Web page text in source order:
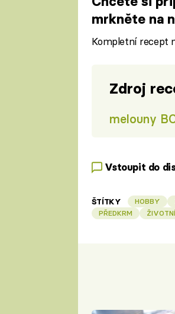
mrkněte na
Kompletní recept
Zdroj
melouny
Vstoupit do
ŠTÍTKY HOBBY
PŘEDKRM